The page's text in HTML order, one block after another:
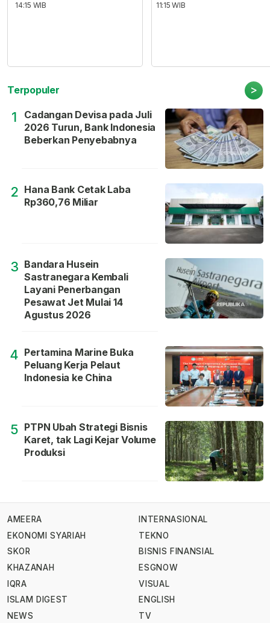
14:15 WIB
11:15 WIB
Terpopuler >
1
Cadangan Devisa pada Juli
2026 Turun, Bank Indonesia
Beberkan Penyebabnya
2 Hana Bank Cetak Laba
Rp360,76 Miliar
3 Bandara Husein
Sastranegara Kembali
Layani Penerbangan
Pesawat Jet Mulai 14
Agustus 2026
4 Pertamina Marine Buka
Peluang Kerja Pelaut
Indonesia ke China
5 PTPN Ubah Strategi Bisnis
Karet, tak Lagi Kejar Volume
Produksi
AMEERA
EKONOMI SYARIAH
SKOR
KHAZANAH
IQRA
ISLAM DIGEST
NEWS
INTERNASIONAL
TEKNO
BISNIS FINANSIAL
ESGNOW
VISUAL
ENGLISH
TV